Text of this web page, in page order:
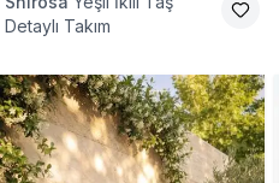
Detaylı Takım